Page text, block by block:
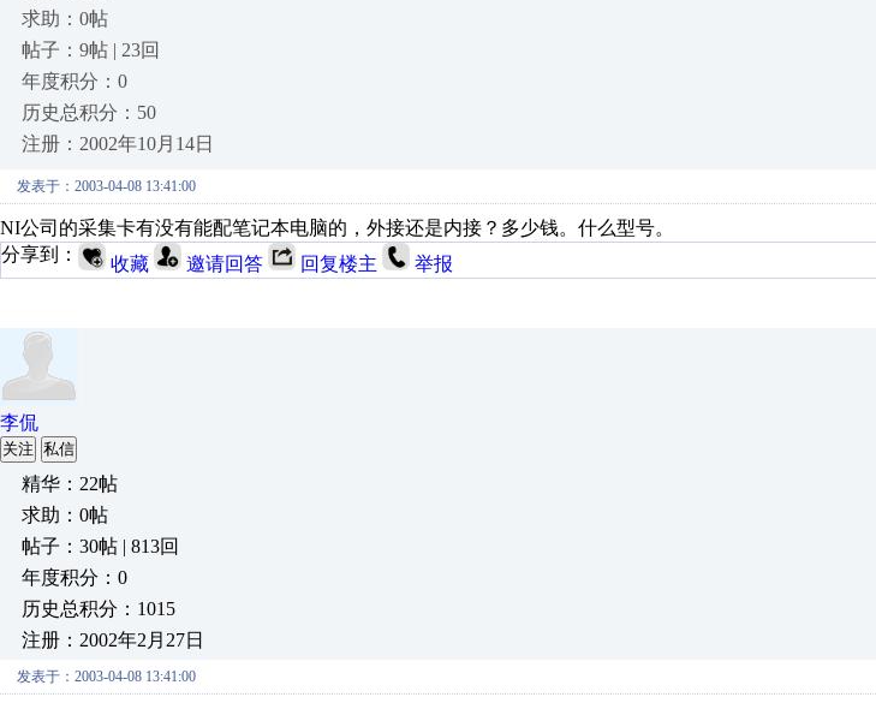
求助：0帖
帖子：9帖 | 23回
年度积分：0
历史总积分：50
注册：2002年10月14日
发表于：2003-04-08 13:41:00
NI公司的采集卡有没有能配笔记本电脑的，外接还是内接？多少钱。什么型号。
分享到：
收藏 邀请回答 回复楼主 举报
李侃
关注 私信
精华：22帖
求助：0帖
帖子：30帖 | 813回
年度积分：0
历史总积分：1015
注册：2002年2月27日
发表于：2003-04-08 13:41:00